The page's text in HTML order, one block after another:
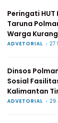
Peringati HUT
Taruna
Warga
ADVETORIAL 27
Dinsos
Sosial
Kalimantan
ADVETORIAL 29